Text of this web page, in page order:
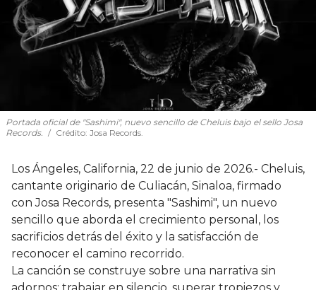
Portada oficial de "Sashimi", nuevo sencillo de Cheluis bajo el sello Josa
Records.
Crédito: Josa Records.
Los Ángeles, California, 22 de junio de 2026.- Cheluis,
cantante originario de Culiacán, Sinaloa, firmado
con Josa Records, presenta "Sashimi", un nuevo
sencillo que aborda el crecimiento personal, los
sacrificios detrás del éxito y la satisfacción de
reconocer el camino recorrido.
La canción se construye sobre una narrativa sin
adornos: trabajar en silencio, superar tropiezos y